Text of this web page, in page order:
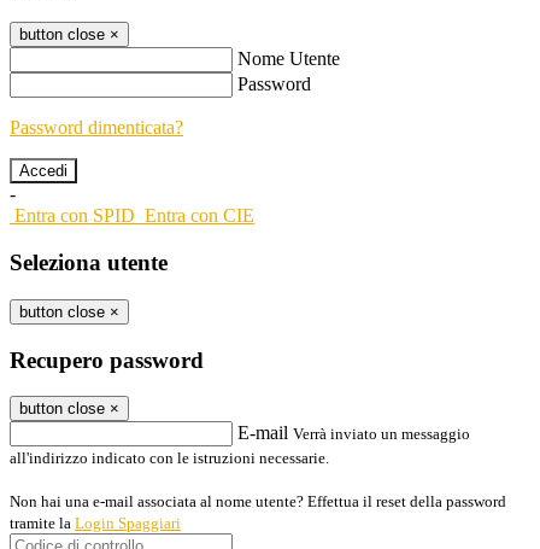
button close ×
Nome Utente
Password
Password dimenticata?
-
Entra con SPID Entra con CIE
Seleziona utente
button close ×
Recupero password
button close ×
E-mail Verrà inviato un messaggio
all'indirizzo indicato con le istruzioni necessarie.
Non hai una e-mail associata al nome utente? Effettua il reset della password
tramite la Login Spaggiari